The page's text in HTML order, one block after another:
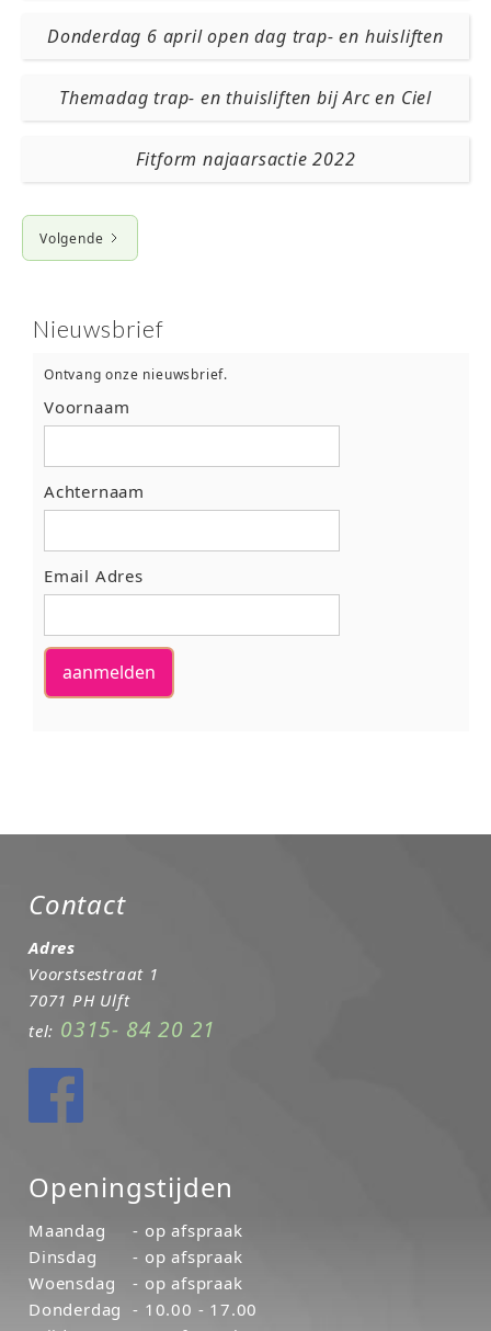
Donderdag 6 april open dag trap- en huisliften
Themadag trap- en thuisliften bij Arc en Ciel
Fitform najaarsactie 2022
Volgende
Nieuwsbrief
Ontvang onze nieuwsbrief.
Voornaam
Achternaam
Email Adres
Contact
Adres
Voorstsestraat 1
7071 PH Ulft
tel: 0315- 84 20 21
Openingstijden
Maandag
Dinsdag
Woensdag
Donderdag
- op afspraak
- op afspraak
- op afspraak
- 10.00 - 17.00